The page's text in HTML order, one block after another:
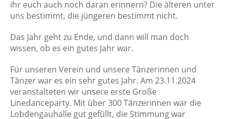
ihr euch auch noch daran erinnern? Die älteren unter
uns bestimmt, die jüngeren bestimmt nicht.
Das Jahr geht zu Ende, und dann will man doch
wissen, ob es ein gutes Jahr war.
Für unseren Verein und unsere Tänzerinnen und
Tänzer war es ein sehr gutes Jahr. Am 23.11.2024
veranstalteten wir unsere erste Große
Linedanceparty. Mit über 300 Tänzerinnen war die
Lobdengauhalle gut gefüllt, die Stimmung war